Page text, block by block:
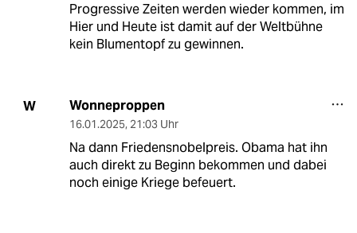
Progressive Zeiten werden wieder kommen, im
Hier und Heute ist damit auf der Weltbühne
kein Blumentopf zu gewinnen.
W Wonneproppen
16.01.2025, 21:03 Uhr
Na dann Friedensnobelpreis. Obama hat ihn
auch direkt zu Beginn bekommen und dabei
noch einige Kriege befeuert.